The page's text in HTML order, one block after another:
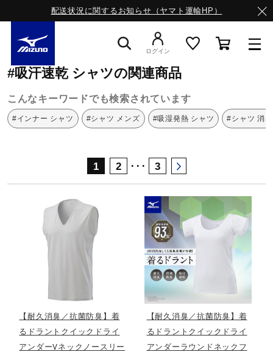
配送状況に関するお知らせ（ヤマト運輸HP）
ライフスタイルウエア
ランニング
サッカー／フットサル
トレーニング
野球
ログイン
ミズノ公式オンライン
#吸汗速乾 シャツの関連商品
こんなキーワードでも検索されています
#インナー シャツ #シャツ メンズ #吸湿発熱 シャツ #シャツ 消臭
1 2 ･･･ 3
【耐久消臭／抗菌防臭】着
るドラントクイックドライ
アンダーVネックノースリー
【耐久消臭／抗菌防臭】着
るドラントクイックドライ
アンダーラウンドネックフ